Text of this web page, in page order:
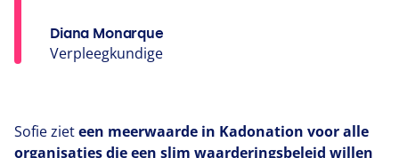
Diana Monarque
Verpleegkundige
Sofie zieteen meerwaarde in Kadonation voor alle
organisaties die een slim waarderingsbeleid willen